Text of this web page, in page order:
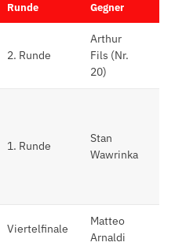
Runde Gegner
2. Runde
Arthur
Fils (Nr.
20)
1. Runde
Stan
Wawrinka
Viertelfinale
Matteo
Arnaldi